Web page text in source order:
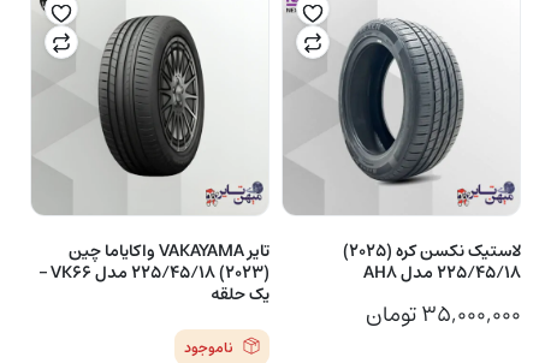
لاستیک نکسن کره (2025)
225/45/18 مدل AH8
۳۵,۰۰۰,۰۰۰تومان
تایر VAKAYAMA واکایاما چین
(2023) 225/45/18 مدل VK66 –
یک حلقه
ناموجود